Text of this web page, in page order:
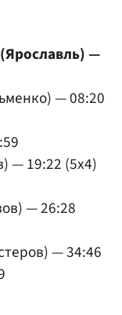
—
— 08:20
— 19:22 (5x4)
— 26:28
— 34:46